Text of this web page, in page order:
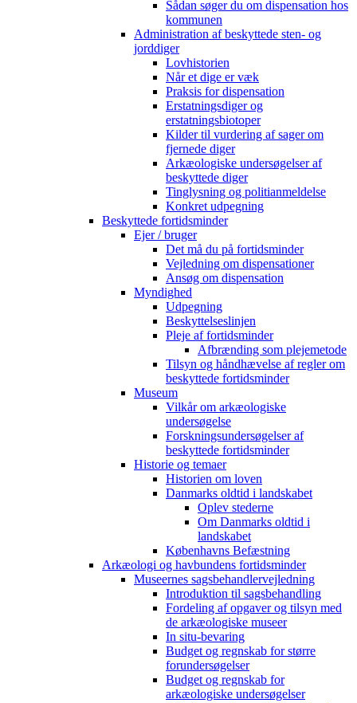
Sådan søger du om dispensation hos
kommunen
Administration af beskyttede sten- og
jorddiger
Lovhistorien
Når et dige er væk
Praksis for dispensation
Erstatningsdiger og
erstatningsbiotoper
Kilder til vurdering af sager om
fjernede diger
Arkæologiske undersøgelser af
beskyttede diger
Tinglysning og politianmeldelse
Konkret udpegning
Beskyttede fortidsminder
Ejer / bruger
Det må du på fortidsminder
Vejledning om dispensationer
Ansøg om dispensation
Myndighed
Udpegning
Beskyttelseslinjen
Pleje af fortidsminder
Afbrænding som plejemetode
Tilsyn og håndhævelse af regler om
beskyttede fortidsminder
Museum
Vilkår om arkæologiske
undersøgelse
Forskningsundersøgelser af
beskyttede fortidsminder
Historie og temaer
Historien om loven
Danmarks oldtid i landskabet
Oplev stederne
Om Danmarks oldtid i
landskabet
Københavns Befæstning
Arkæologi og havbundens fortidsminder
Museernes sagsbehandlervejledning
Introduktion til sagsbehandling
Fordeling af opgaver og tilsyn med
de arkæologiske museer
In situ-bevaring
Budget og regnskab for større
forundersøgelser
Budget og regnskab for
arkæologiske undersøgelser